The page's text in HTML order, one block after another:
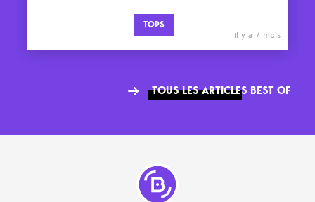
TOPS
il y a 7 mois
TOUS LES ARTICLES BEST OF